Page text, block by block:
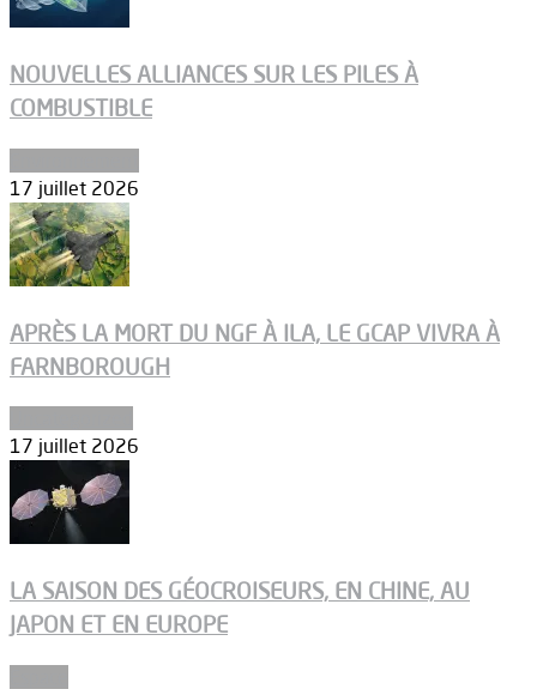
NOUVELLES ALLIANCES SUR LES PILES À
COMBUSTIBLE
17 juillet 2026
APRÈS LA MORT DU NGF À ILA, LE GCAP VIVRA À
FARNBOROUGH
17 juillet 2026
LA SAISON DES GÉOCROISEURS, EN CHINE, AU
JAPON ET EN EUROPE